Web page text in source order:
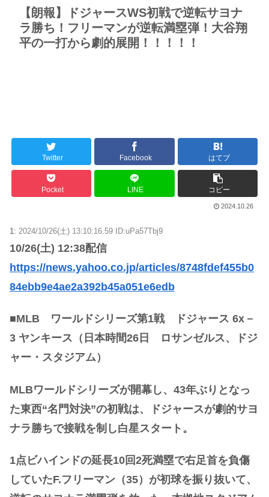
【朗報】ドジャースWS初戦で逆転サヨナ
ラ勝ち！フリーマンが逆転満塁弾！大谷翔
平の一打から劇的展開！！！！！
Twitter Facebook はてブ
Pocket LINE コピー
2024.10.26
1: 2024/10/26(土) 13:10:16.59 ID:uPa57Tbj9
10/26(土) 12:38配信
https://news.yahoo.co.jp/articles/8748fdef455b0
84ebb9e4ae2a392b45a051e6edb
■MLB ワールドシリーズ第1戦 ドジャース 6x－
3 ヤンキース（日本時間26日 ロサンゼルス、ドジ
ャー・スタジアム）
MLBワールドシリーズが開幕し、43年ぶりとなっ
た東西“名門対決”の初戦は、ドジャースが劇的サヨ
ナラ勝ちで接戦を制し白星スタート。
1点ビハインドの延長10回2死満塁で右足首を負傷
していたF.フリーマン（35）が初球を振り抜いて、